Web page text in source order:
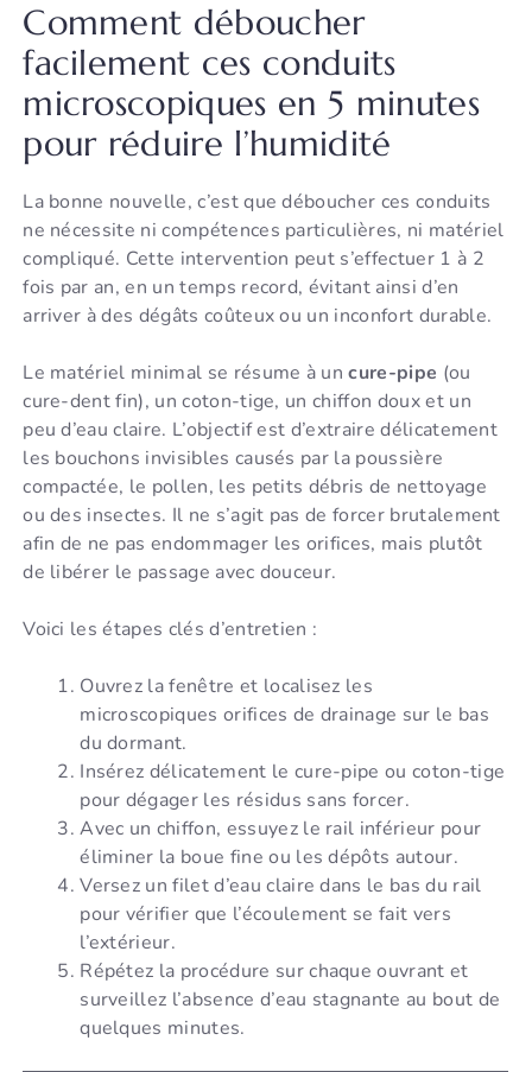
Comment déboucher
facilement ces conduits
microscopiques en 5 minutes
pour réduire l’humidité
La bonne nouvelle, c’est que déboucher ces conduits
ne nécessite ni compétences particulières, ni matériel
compliqué. Cette intervention peut s’effectuer 1 à 2
fois par an, en un temps record, évitant ainsi d’en
arriver à des dégâts coûteux ou un inconfort durable.
Le matériel minimal se résume à uncure-pipe (ou
cure-dent fin), un coton-tige, un chiffon doux et un
peu d’eau claire. L’objectif est d’extraire délicatement
les bouchons invisibles causés par la poussière
compactée, le pollen, les petits débris de nettoyage
ou des insectes. Il ne s’agit pas de forcer brutalement
afin de ne pas endommager les orifices, mais plutôt
de libérer le passage avec douceur.
Voici les étapes clés d’entretien :
Ouvrez la fenêtre et localisez les
microscopiques orifices de drainage sur le bas
du dormant.
Insérez délicatement le cure-pipe ou coton-tige
pour dégager les résidus sans forcer.
Avec un chiffon, essuyez le rail inférieur pour
éliminer la boue fine ou les dépôts autour.
Versez un filet d’eau claire dans le bas du rail
pour vérifier que l’écoulement se fait vers
l’extérieur.
Répétez la procédure sur chaque ouvrant et
surveillez l’absence d’eau stagnante au bout de
quelques minutes.